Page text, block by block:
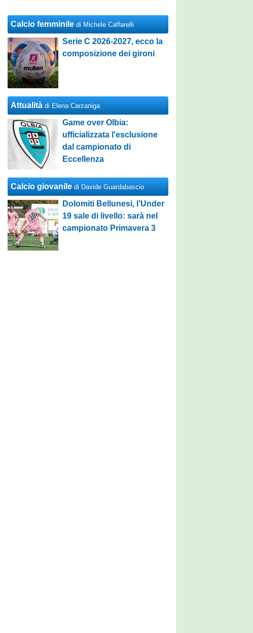
Calcio femminile di Michele Caffarelli
Serie C 2026-2027, ecco la
composizione dei gironi
Attualità di Elena Carzaniga
Game over Olbia:
ufficializzata l'esclusione
dal campionato di
Eccellenza
Calcio giovanile di Davide Guardabascio
Dolomiti Bellunesi, l’Under
19 sale di livello: sarà nel
campionato Primavera 3